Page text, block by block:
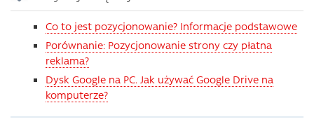
Co to jest pozycjonowanie? Informacje podstawowe
Porównanie: Pozycjonowanie strony czy płatna
reklama?
Dysk Google na PC. Jak używać Google Drive na
komputerze?